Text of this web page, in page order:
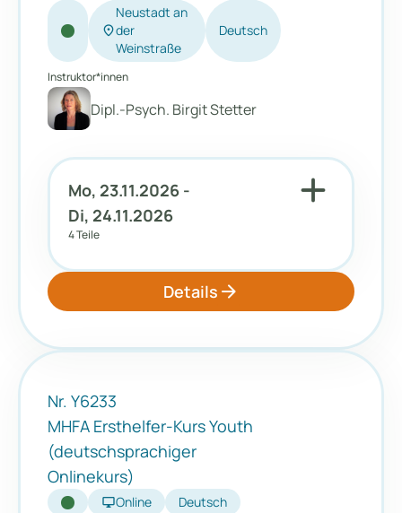
location_on
Neustadt an
der
Weinstraße
Deutsch
Instruktor*innen
Dipl.-Psych. Birgit Stetter
Mo, 23.11.2026 -
Di, 24.11.2026
4 Teile
add
Details arrow_forward
Nr. Y6233
MHFA Ersthelfer-Kurs Youth
(deutschsprachiger
Onlinekurs)
desktop_windowsOnline Deutsch